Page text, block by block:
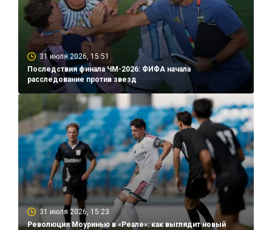
31 июля 2026, 15:51
Последствия финала ЧМ-2026: ФИФА начала
расследование против звезд
31 июля 2026, 15:23
Революция Моуринью в «Реале»: как выглядит новый